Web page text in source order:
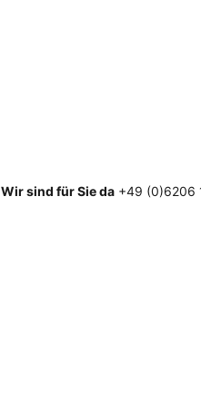
Wir sind für Sie da +49 (0)6206